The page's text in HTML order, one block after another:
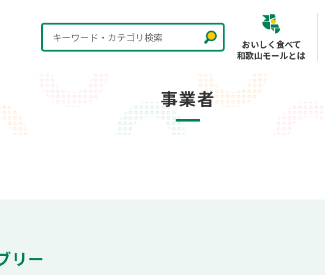
キーワード・カテゴリ検索
おいしく食べて
和歌山モールとは
事業者
リー